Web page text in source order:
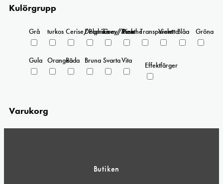
Kulörgrupp
Grå turkos Cerise/Paprika
Delphinium/Menthe
Grey/Pink
Rosa Transparent
ViolettaBlåa Gröna
Gula OrangeaRöda Bruna SvartaVita
Effektfärger
Varukorg
Butiken